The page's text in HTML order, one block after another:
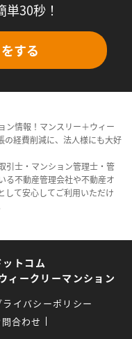
30秒！
する
ン情報！マンスリー＋ウィー
の経費削減に、法人様にも大好
引士・マンション管理士・管
る不動産管理会社や不動産オ
して安心してご利用いただけ
トコム
ィークリーマンション
ライバシーポリシー
合わせ